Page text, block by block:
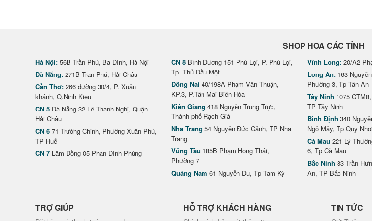
SHOP HOA CÁC TỈNH
Hà Nội: 56B Trần Phú, Ba Đình, Hà Nội
Đà Nẵng: 271B Trần Phú, Hải Châu
Cần Thơ: 266 đường 30/4, P. Xuân
khánh, Q.Ninh Kiều
CN 5 Đà Nẵng 32 Lê Thanh Nghị, Quận
Hải Châu
CN 6 71 Trường Chinh, Phường Xuân Phú,
TP Huế
CN 7 Lâm Đồng 05 Phan Đình Phùng
CN 8 Bình Dương 151 Phú Lợi, P. Phú Lợi,
Tp. Thủ Dầu Một
Đồng Nai 40/198A Phạm Văn Thuận,
KP.3, P.Tân Mai Biên Hòa
Kiên Giang 418 Nguyễn Trung Trực,
Thành phố Rạch Giá
Nha Trang 54 Nguyễn Đức Cảnh, TP Nha
Trang
Vũng Tàu 185B Phạm Hồng Thái,
Phường 7
Quảng Nam 61 Nguyễn Du, Tp Tam Kỳ
Vĩnh Long: 20/A2
Long An: 163
Phường 3, Tp Tân An
Tây Ninh 1075
TP Tây Ninh
Bình Định 340
Ngô Mây, Tp Quy
Cà Mau 221 Lý
6, Tp Cà Mau
Bắc Ninh 83 Trần
An, TP Bắc Ninh
TRỢ GIÚP HỖ TRỢ KHÁCH HÀNG TIN TỨC